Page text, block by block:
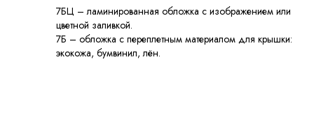
7БЦ – ламинированная обложка с изображением или
цветной заливкой.
7Б – обложка с переплетным материалом для крышки:
экокожа, бумвинил, лён.